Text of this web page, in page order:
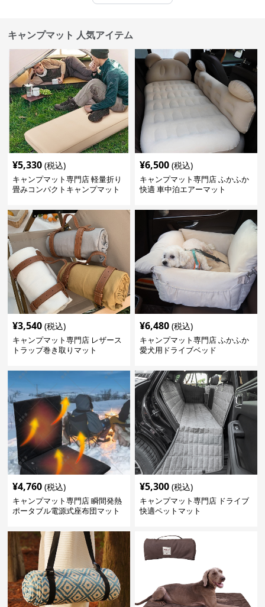
キャンプマット 人気アイテム
¥5,330 (税込)
キャンプマット専門店 軽量折り
畳みコンパクトキャンプマット
¥6,500 (税込)
キャンプマット専門店 ふかふか
快適 車中泊エアーマット
¥3,540 (税込)
キャンプマット専門店 レザース
トラップ巻き取りマット
¥6,480 (税込)
キャンプマット専門店 ふかふか
愛犬用ドライブベッド
¥4,760 (税込)
キャンプマット専門店 瞬間発熱
ポータブル電源式座布団マット
¥5,300 (税込)
キャンプマット専門店 ドライブ
快適ペットマット